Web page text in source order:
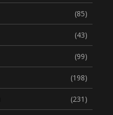
(85)
(43)
(99)
(198)
(231)